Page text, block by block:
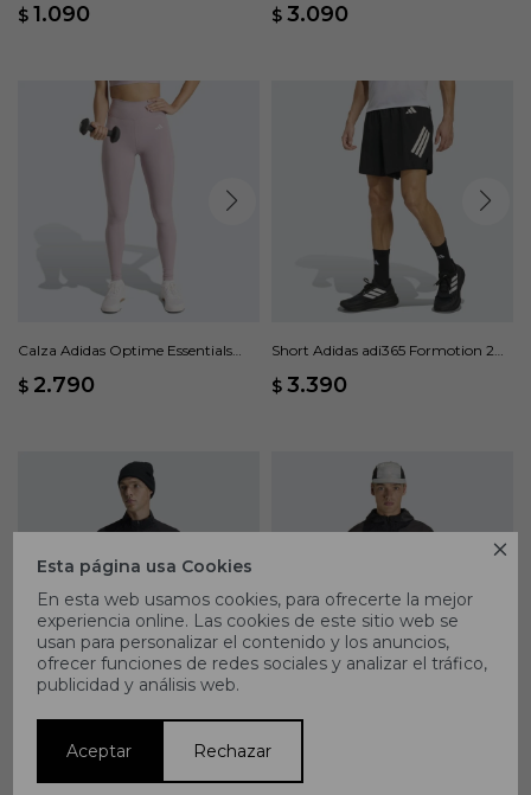

Esta página usa Cookies
En esta web usamos cookies, para ofrecerte la mejor
experiencia online. Las cookies de este sitio web se
usan para personalizar el contenido y los anuncios,
ofrecer funciones de redes sociales y analizar el tráfico,
publicidad y análisis web.
Aceptar Rechazar
$ 1.090 $ 3.090
Calza Adidas Optime Essentials
$ 2.790
Short Adidas adi365 Formotion 2
$ 3.390
Campera Adidas adi365 Formotion
6.190
Campera Adidas Adi365 Essentials -